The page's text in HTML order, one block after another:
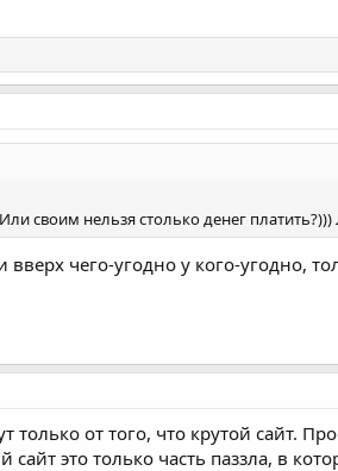
своим нельзя столько денег
чего-угодно у кого-угодно,
только от того, что крутой сайт.
это только часть паззла, в